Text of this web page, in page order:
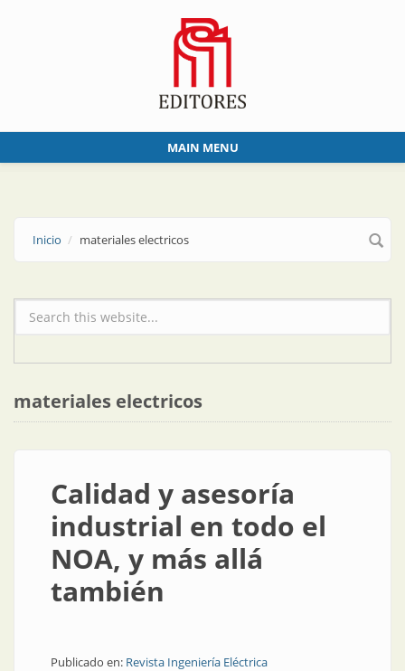
MAIN MENU
Inicio materiales electricos
Formulario de búsqueda
materiales electricos
Calidad y asesoría
industrial en todo el
NOA, y más allá
también
Publicado en: Revista Ingeniería Eléctrica